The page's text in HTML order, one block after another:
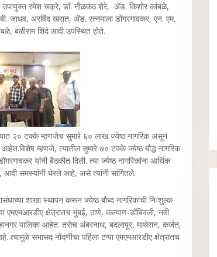
उपायुक्त रमेश चक्रे, डॉ. नीळकंठ शेरे, ॲड. किशोर कांबळे,
जाधव, अरविंद खरात, ॲड. रत्नमाला डोंगरगावकर, एन. एम.
बळीराम शिंदे आदी उपस्थित होते.
२० टक्के म्हणजेच सुमारे ६० लाख ज्येष्ठ नागरिक असून
म्हणजे, त्यातील सुमारे ७० टक्के ज्येष्ठ बौद्ध नागरिक
यांनी बैठकीत दिली. त्या ज्येष्ठ नागरिकांना आर्थिक
आदी समस्यांनी घेरले आहे, असे त्यांनी सांगितले.
शाखा स्थापन करून ज्येष्ठ बौध्द नागरिकांची निःशुल्क
क्षेत्रातच मुंबई, ठाणे, कल्याण-डोंबिवली, नवी
पालिका आहेत. तसेच अंबरनाथ, बदलापूर, माथेरान, कर्जत,
त्यामुळे सभासद नोंदणीचा पहिला टप्पा एमएमआरडीए क्षेत्रातच